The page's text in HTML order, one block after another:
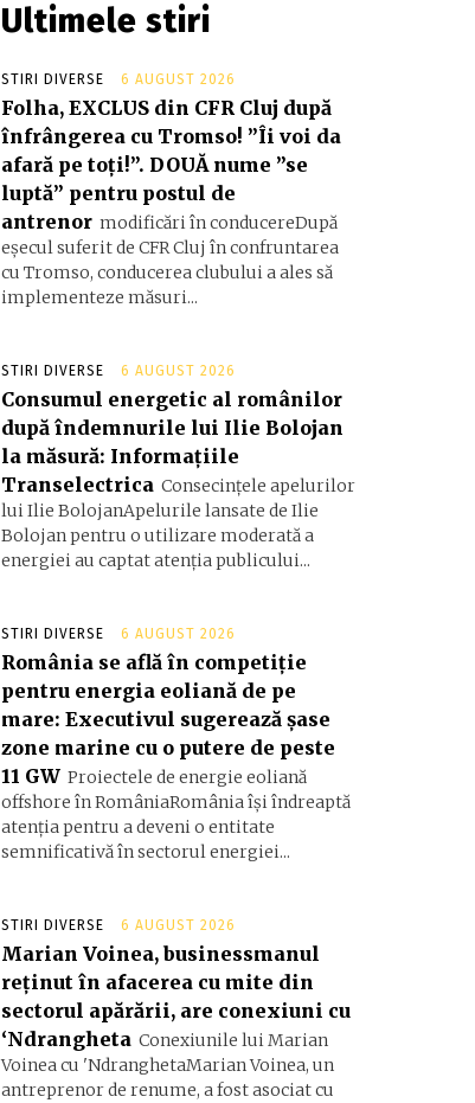
Ultimele stiri
STIRI DIVERSE 6 AUGUST 2026
Folha, EXCLUS din CFR Cluj după
înfrângerea cu Tromso! ”Îi voi da
afară pe toți!”. DOUĂ nume ”se
luptă” pentru postul de
antrenor modificări în conducereDupă
eșecul suferit de CFR Cluj în confruntarea
cu Tromso, conducerea clubului a ales să
implementeze măsuri...
STIRI DIVERSE 6 AUGUST 2026
Consumul energetic al românilor
după îndemnurile lui Ilie Bolojan
la măsură: Informațiile
Transelectrica Consecințele apelurilor
lui Ilie BolojanApelurile lansate de Ilie
Bolojan pentru o utilizare moderată a
energiei au captat atenția publicului...
STIRI DIVERSE 6 AUGUST 2026
România se află în competiție
pentru energia eoliană de pe
mare: Executivul sugerează șase
zone marine cu o putere de peste
11 GW Proiectele de energie eoliană
offshore în RomâniaRomânia își îndreaptă
atenția pentru a deveni o entitate
semnificativă în sectorul energiei...
STIRI DIVERSE 6 AUGUST 2026
Marian Voinea, businessmanul
reținut în afacerea cu mite din
sectorul apărării, are conexiuni cu
‘Ndrangheta Conexiunile lui Marian
Voinea cu 'NdranghetaMarian Voinea, un
antreprenor de renume, a fost asociat cu